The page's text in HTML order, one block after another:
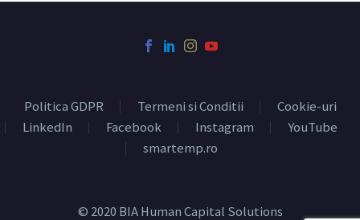
Politica GDPR Termeni si Conditii
Cookie-uri
LinkedIn
Facebook Instagram
YouTube
smartemp.ro
© 2020 BIA Human Capital Solutions